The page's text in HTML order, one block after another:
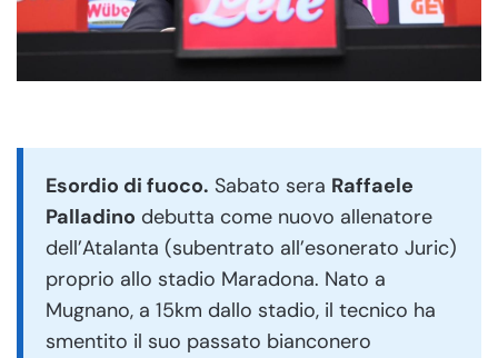
Esordio di fuoco. Sabato sera Raffaele
Palladino debutta come nuovo allenatore
dell’Atalanta (subentrato all’esonerato Juric)
proprio allo stadio Maradona. Nato a
Mugnano, a 15km dallo stadio, il tecnico ha
smentito il suo passato bianconero